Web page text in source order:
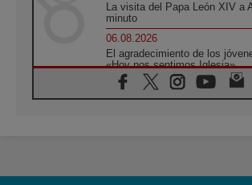
La visita del Papa León XIV a
minuto
06.08.2026
El agradecimiento de los
«Hoy nos sentimos Iglesia»
06.08.2026
Líbano: Reanudan los